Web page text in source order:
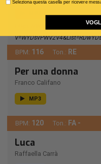
Https://www.youtube.com/
BPM: 116 Ton.: RE
Per una donna
Franco Califano
MP3
BPM: 120 Ton.: FA -
Luca
Raffaella Carrà
Seleziona questa casella per ricevere